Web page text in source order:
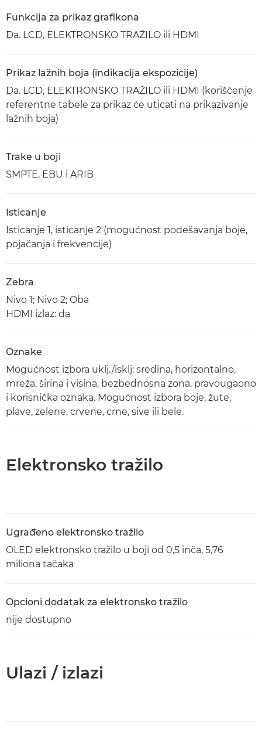
Funkcija za prikaz grafikona
Da. LCD, ELEKTRONSKO TRAŽILO ili HDMI
Prikaz lažnih boja (indikacija ekspozicije)
Da. LCD, ELEKTRONSKO TRAŽILO ili HDMI (korišćenje
referentne tabele za prikaz će uticati na prikazivanje
lažnih boja)
Trake u boji
SMPTE, EBU i ARIB
Isticanje
Isticanje 1, isticanje 2 (mogućnost podešavanja boje,
pojačanja i frekvencije)
Zebra
Nivo 1; Nivo 2; Oba
HDMI izlaz: da
Oznake
Mogućnost izbora uklj./isklj: sredina, horizontalno,
mreža, širina i visina, bezbednosna zona, pravougaono
i korisnička oznaka. Mogućnost izbora boje, žute,
plave, zelene, crvene, crne, sive ili bele.
Elektronsko tražilo
Ugrađeno elektronsko tražilo
OLED elektronsko tražilo u boji od 0,5 inča, 5,76
miliona tačaka
Opcioni dodatak za elektronsko tražilo
nije dostupno
Ulazi / izlazi